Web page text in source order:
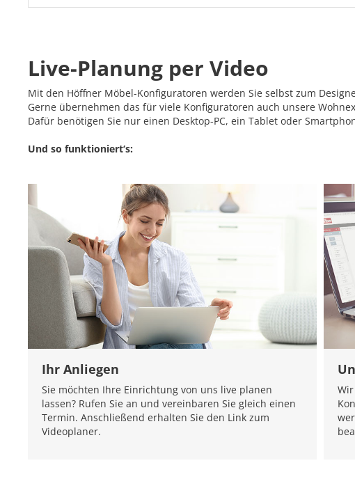
Live-Planung per Video
Mit den Höffner Möbel-Konfiguratoren werden Sie selbst zum
Gerne übernehmen das für viele Konfiguratoren auch unsere
Dafür benötigen Sie nur einen Desktop-PC, ein Tablet oder
Und so funktioniert‘s:
Ihr Anliegen
Sie möchten Ihre Einrichtung von uns live planen
lassen? Rufen Sie an und vereinbaren Sie gleich einen
Termin. Anschließend erhalten Sie den Link zum
Videoplaner.